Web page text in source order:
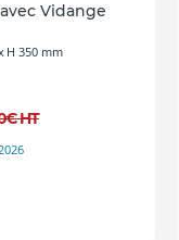
Vidange
H 350 mm
€HT